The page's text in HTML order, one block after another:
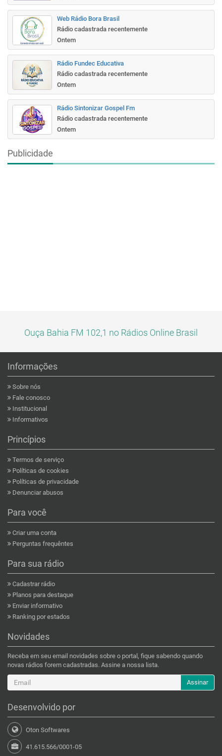
Web Rádio Bora Brasil
Rádio cadastrada recentemente
Ontem
Rádio Fundec Educativa
Rádio cadastrada recentemente
Ontem
Rádio Sintonizar Gospel Fm
Rádio cadastrada recentemente
Ontem
Publicidade
Ouça Bahia FM 102,1 no Rádios Online Brasil
Informações
Sobre nós
Fale conosco
Institucional
Informativos
Princípios
Termos de serviço
Políticas de cookies
Políticas de privacidade
Denunciar abusos
Para você
Criar uma conta
Perguntas frequêntes
Para sua rádio
Cadastrar rádio
Planos para destaque
Enviar informativo
Ranking por estados
Novidades
Receba em seu email novidades sobre o portal, fique sabendo quando
novas rádios forem cadastradas. Assine a nossa lista.
Assinar
Desenvolvido por
Oton Softwares
41.615.566/0001-05